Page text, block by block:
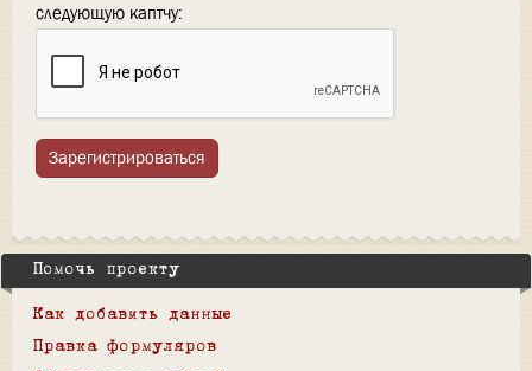
следующую каптчу:
Зарегистрироваться
Помочь проекту
Как добавить данные
Правка формуляров